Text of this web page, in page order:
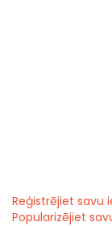
Reģistrējiet savu
Popularizējiet